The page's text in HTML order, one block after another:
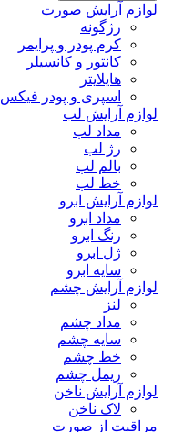
لوازم آرایش صورت
رژگونه
کرم پودر و پرایمر
کانتور و کانسیلر
هایلایتر
اسپری و پودر فیکس
لوازم آرایش لب
مداد لب
رژ لب
بالم لب
خط لب
لوازم آرایش ابرو
مداد ابرو
رنگ ابرو
ژل ابرو
سایه ابرو
لوازم آرایش چشم
لنز
مداد چشم
سایه چشم
خط چشم
ریمل چشم
لوازم آرایش ناخن
لاک ناخن
مراقبت از صورت